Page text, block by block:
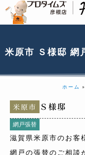
米原市 Ｓ様邸 網
ホーム »
米原市 Ｓ様邸
網戸張替
滋賀県米原市のお客
網戸の張替のご相談